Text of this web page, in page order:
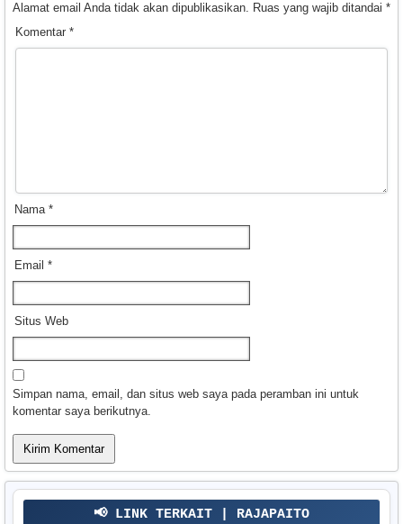
Alamat email Anda tidak akan dipublikasikan. Ruas yang wajib ditandai *
Komentar *
Nama *
Email *
Situs Web
Simpan nama, email, dan situs web saya pada peramban ini untuk
komentar saya berikutnya.
📢 LINK TERKAIT | RAJAPAITO